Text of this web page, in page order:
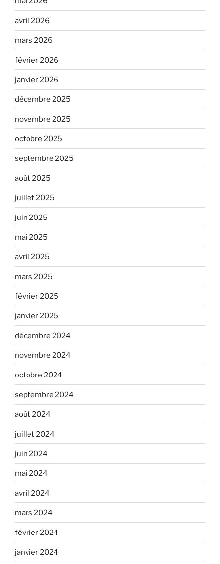
avril 2026
mars 2026
février 2026
janvier 2026
décembre 2025
novembre 2025
octobre 2025
septembre 2025
août 2025
juillet 2025
juin 2025
mai 2025
avril 2025
mars 2025
février 2025
janvier 2025
décembre 2024
novembre 2024
octobre 2024
septembre 2024
août 2024
juillet 2024
juin 2024
mai 2024
avril 2024
mars 2024
février 2024
janvier 2024